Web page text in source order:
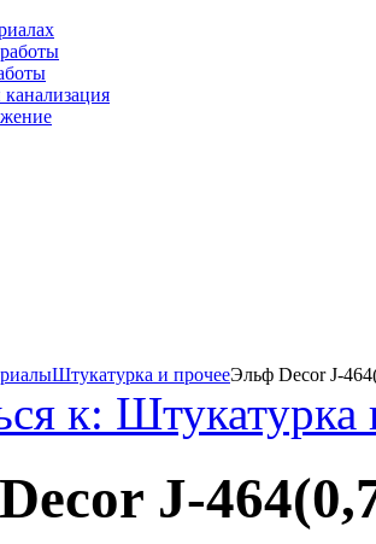
Штукатурка и прочееЭльф Decor J-
к: Штукатурка
J-